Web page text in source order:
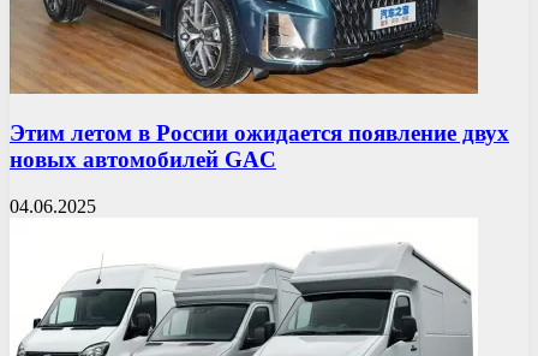
Этим летом в России ожидается появление двух
новых автомобилей GAC
04.06.2025